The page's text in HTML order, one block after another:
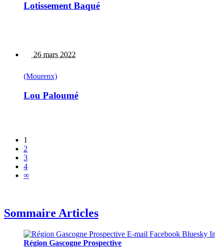
Lotissement Baqué
26 mars 2022
(Mourenx)
Lou Paloumé
1
2
3
4
∞
Sommaire Articles
Région Gascogne Prospective